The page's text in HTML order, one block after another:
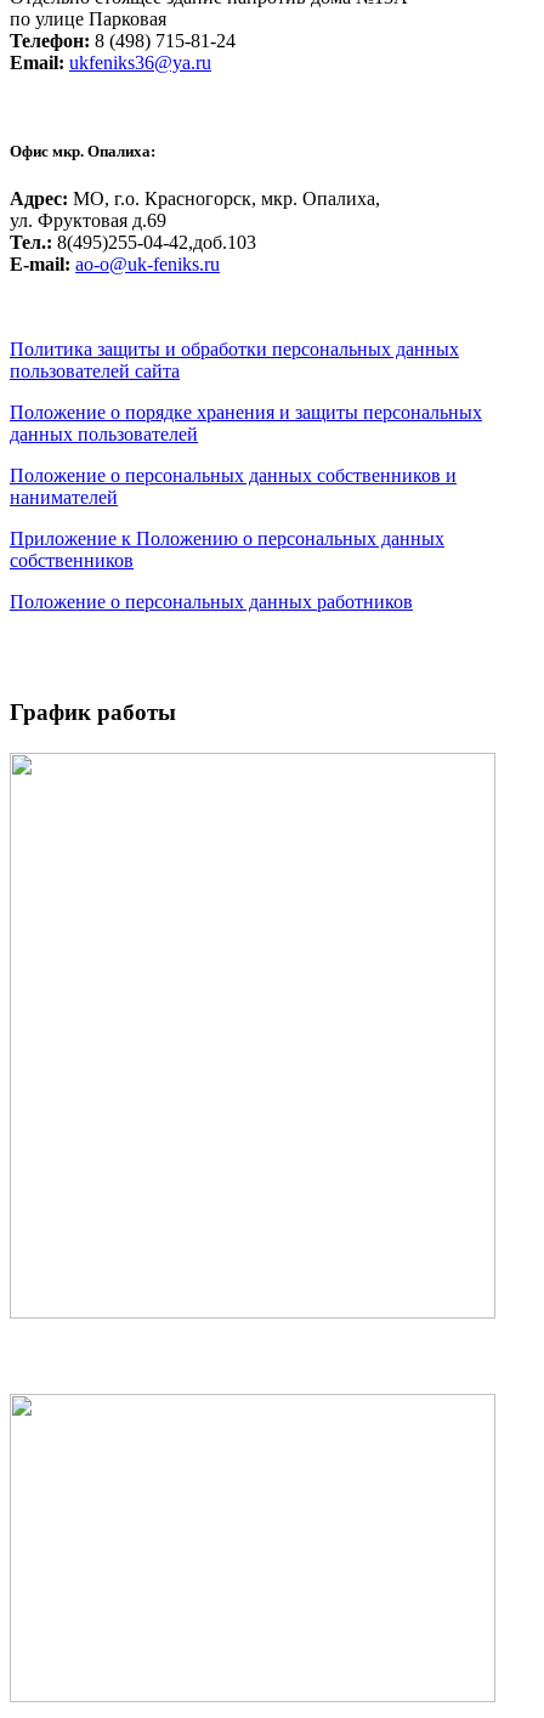
по улице Парковая
Телефон: 8 (498) 715-81-24
Email: ukfeniks36@ya.ru
Офис мкр. Опалиха:
Адрес: МО, г.о. Красногорск, мкр. Опалиха,
ул. Фруктовая д.69
Тел.: 8(495)255-04-42,доб.103
Е-mail: ao-o@uk-feniks.ru
Политика защиты и обработки персональных данных
пользователей сайта
Положение о порядке хранения и защиты персональных
данных пользователей
Положение о персональных данных собственников и
нанимателей
Приложение к Положению о персональных данных
собственников
Положение о персональных данных работников
График работы